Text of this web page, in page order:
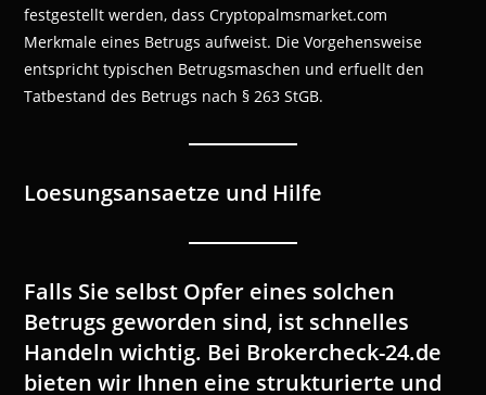
festgestellt werden, dass Cryptopalmsmarket.com
Merkmale eines Betrugs aufweist. Die Vorgehensweise
entspricht typischen Betrugsmaschen und erfuellt den
Tatbestand des Betrugs nach § 263 StGB.
Loesungsansaetze und Hilfe
Falls Sie selbst Opfer eines solchen
Betrugs geworden sind, ist schnelles
Handeln wichtig. Bei Brokercheck-24.de
bieten wir Ihnen eine strukturierte und